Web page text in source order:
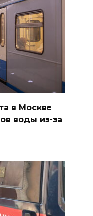
в Москве
воды из-за